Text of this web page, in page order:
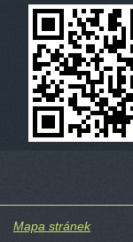
Mapa stránek